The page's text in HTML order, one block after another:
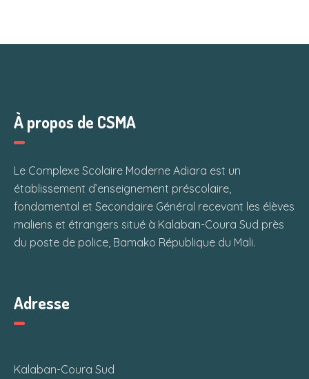
À propos de CSMA
Le Complexe Scolaire Moderne Adiara est un
établissement d’enseignement préscolaire,
fondamental et Secondaire Général recevant les élèves
maliens et étrangers situé à Kalaban-Coura Sud près
du poste de police, Bamako République du Mali.
Adresse
Kalaban-Coura Sud